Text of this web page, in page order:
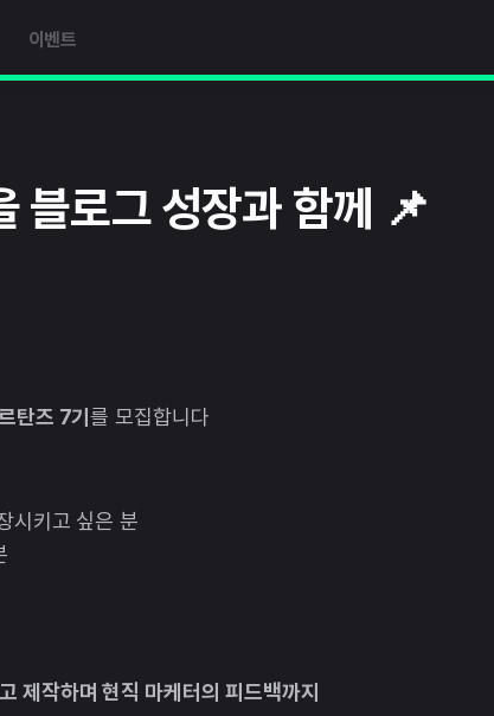
이벤트
블로그 성장과 함께 📌
탄즈 7기를 모집합니다
시키고 싶은 분
제작하며 현직 마케터의 피드백까지